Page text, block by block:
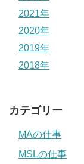
2021年
2020年
2019年
2018年
カテゴリー
MAの仕事
MSLの仕事